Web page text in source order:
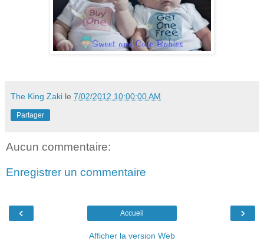
The King Zaki le 7/02/2012 10:00:00 AM
Partager
Aucun commentaire:
Enregistrer un commentaire
‹ ›
Accueil
Afficher la version Web